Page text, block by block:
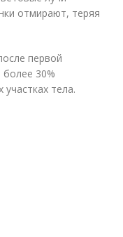
отмирают, теряя
первой
30%
тела.